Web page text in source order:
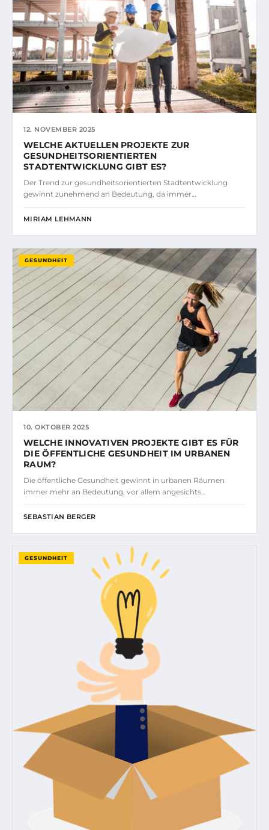
12. NOVEMBER 2025
WELCHE AKTUELLEN PROJEKTE ZUR
GESUNDHEITSORIENTIERTEN
STADTENTWICKLUNG GIBT ES?
Der Trend zur gesundheitsorientierten Stadtentwicklung
gewinnt zunehmend an Bedeutung, da immer…
MIRIAM LEHMANN
GESUNDHEIT
10. OKTOBER 2025
WELCHE INNOVATIVEN PROJEKTE GIBT ES FÜR
DIE ÖFFENTLICHE GESUNDHEIT IM URBANEN
RAUM?
Die öffentliche Gesundheit gewinnt in urbanen Räumen
immer mehr an Bedeutung, vor allem angesichts…
SEBASTIAN BERGER
GESUNDHEIT